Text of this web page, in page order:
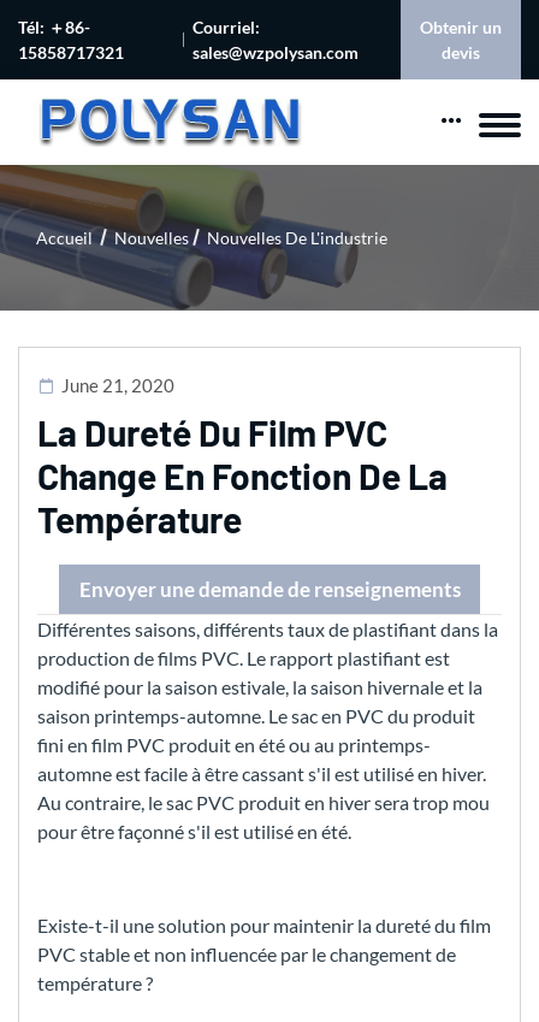
Tél: ＋86-
15858717321
Courriel:
sales@wzpolysan.com
Obtenir un
devis
Accueil Nouvelles Nouvelles De L'industrie
June 21, 2020
La Dureté Du Film PVC
Change En Fonction De La
Température
Envoyer une demande de renseignements
Différentes saisons, différents taux de plastifiant dans la
production de films PVC. Le rapport plastifiant est
modifié pour la saison estivale, la saison hivernale et la
saison printemps-automne. Le sac en PVC du produit
fini en film PVC produit en été ou au printemps-
automne est facile à être cassant s'il est utilisé en hiver.
Au contraire, le sac PVC produit en hiver sera trop mou
pour être façonné s'il est utilisé en été.
Existe-t-il une solution pour maintenir la dureté du film
PVC stable et non influencée par le changement de
température ?